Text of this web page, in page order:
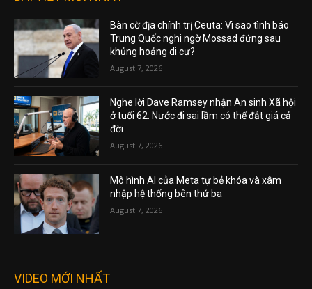
Bàn cờ địa chính trị Ceuta: Vì sao tình báo
Trung Quốc nghi ngờ Mossad đứng sau
khủng hoảng di cư?
August 7, 2026
Nghe lời Dave Ramsey nhận An sinh Xã hội
ở tuổi 62: Nước đi sai lầm có thể đắt giá cả
đời
August 7, 2026
Mô hình AI của Meta tự bẻ khóa và xâm
nhập hệ thống bên thứ ba
August 7, 2026
VIDEO MỚI NHẤT